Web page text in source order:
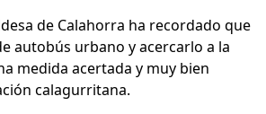
de Calahorra ha recordado que
autobús urbano y acercarlo a la
medida acertada y muy bien
calagurritana.